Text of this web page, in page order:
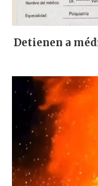
Detienen a